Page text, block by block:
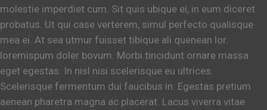
molestie imperdiet cum. Sit quis ubique ei, in eum diceret
probatus. Ut qui case verterem, simul perfecto qualisque
mea ei. At sea utmur fuisset tibique ali quenean lor.
loremispum doler bovum. Morbi tincidunt ornare massa
eget egestas. In nisl nisi scelerisque eu ultrices.
Scelerisque fermentum dui faucibus in. Egestas pretium
aenean pharetra magna ac placerat. Lacus viverra vitae